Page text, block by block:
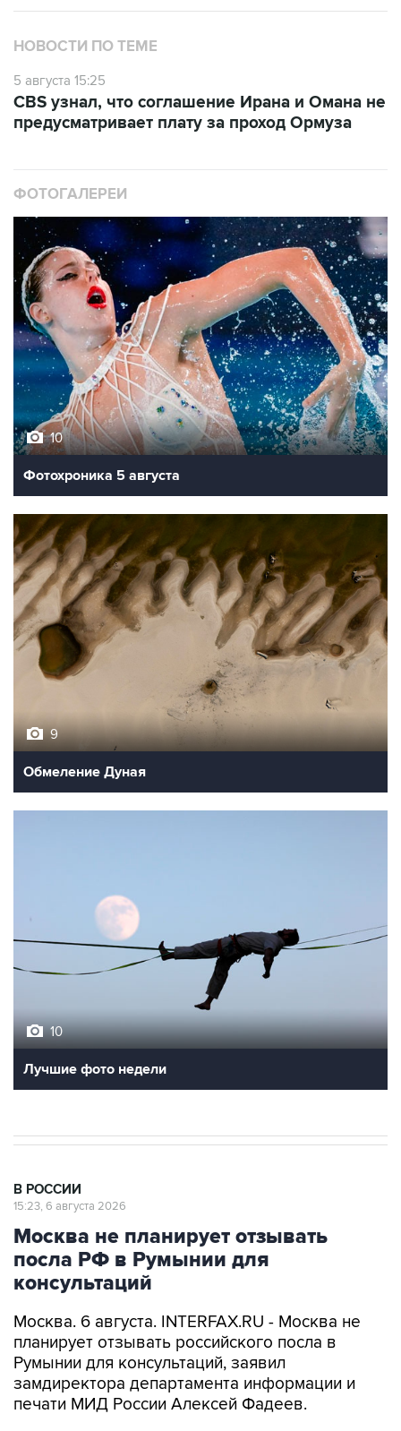
НОВОСТИ ПО ТЕМЕ
5 августа 15:25
CBS узнал, что соглашение Ирана и Омана не
предусматривает плату за проход Ормуза
ФОТОГАЛЕРЕИ
10
Фотохроника 5 августа
9
Обмеление Дуная
10
Лучшие фото недели
В РОССИИ
15:23, 6 августа 2026
Москва не планирует отзывать
посла РФ в Румынии для
консультаций
Москва. 6 августа. INTERFAX.RU - Москва не
планирует отзывать российского посла в
Румынии для консультаций, заявил
замдиректора департамента информации и
печати МИД России Алексей Фадеев.